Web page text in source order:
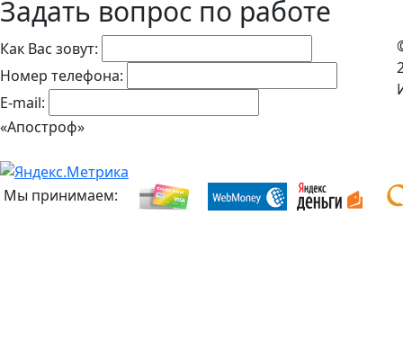
Задать вопрос по работе
Как Вас зовут:
Номер телефона:
E-mail:
«Апостроф»
Мы принимаем: